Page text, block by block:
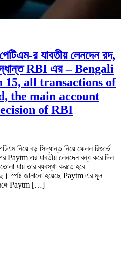
র যাবতীয় লেনদেন রদ,
RBI এর – Bengali
15, all transactions of
the main account
of RBI
নিয়ে বড় সিদ্ধান্ত নিয়ে ফেলল রিজার্ভ
পর Paytm এর যাবতীয় লেনদেন বন্ধ করে দিল
যায় তার ব্যবস্থা করতে হবে
স্পষ্ট জানানো হয়েছে Paytm এর মূল
Paytm […]